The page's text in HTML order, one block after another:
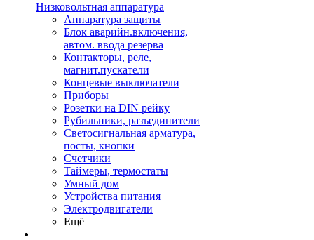
Низковольтная аппаратура
Аппаратура защиты
Блок аварийн.включения,
автом. ввода резерва
Контакторы, реле,
магнит.пускатели
Концевые выключатели
Приборы
Розетки на DIN рейку
Рубильники, разъединители
Светосигнальная арматура,
посты, кнопки
Счетчики
Таймеры, термостаты
Умный дом
Устройства питания
Электродвигатели
Ещё